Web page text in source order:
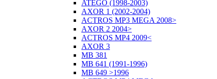
ATEGO (1998-2003)
AXOR 1 (2002-2004)
ACTROS MP3 MEGA 2008>
AXOR 2 2004>
ACTROS MP4 2009<
AXOR 3
MB 381
MB 641 (1991-1996)
MB 649 >1996